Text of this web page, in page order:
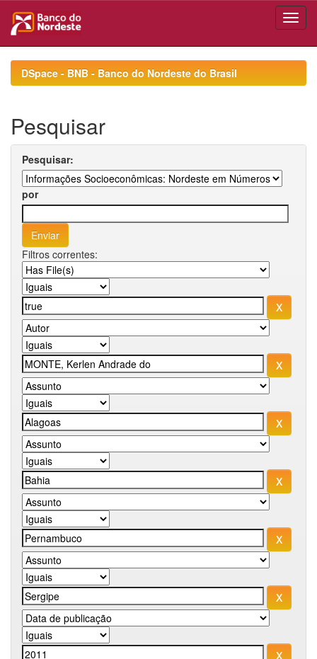
navigationDSpace - BNB - Banco do Nordeste do Brasil
Pesquisar
Pesquisar:
por
Filtros correntes: